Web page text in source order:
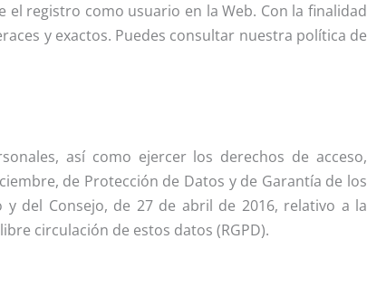
el registro como usuario en la Web. Con la finalidad
y exactos. Puedes consultar nuestra política de
así como ejercer los derechos de acceso,
de Protección de Datos y de Garantía de los
y del Consejo, de 27 de abril de 2016, relativo a la
circulación de estos datos (RGPD).